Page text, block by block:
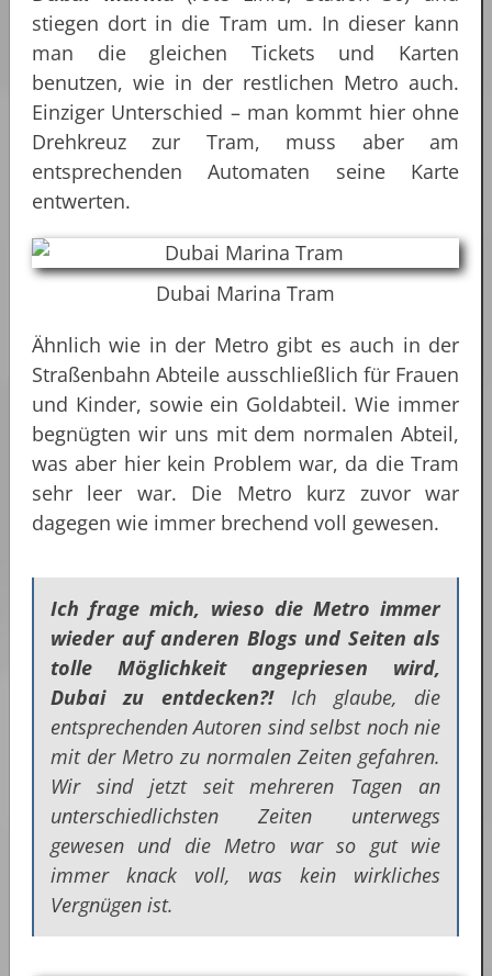
stiegen dort in die Tram um. In dieser kann
man die gleichen Tickets und Karten
benutzen, wie in der restlichen Metro auch.
Einziger Unterschied – man kommt hier ohne
Drehkreuz zur Tram, muss aber am
entsprechenden Automaten seine Karte
entwerten.
Dubai Marina Tram
Ähnlich wie in der Metro gibt es auch in der
Straßenbahn Abteile ausschließlich für Frauen
und Kinder, sowie ein Goldabteil. Wie immer
begnügten wir uns mit dem normalen Abteil,
was aber hier kein Problem war, da die Tram
sehr leer war. Die Metro kurz zuvor war
dagegen wie immer brechend voll gewesen.
Ich frage mich, wieso die Metro immer
wieder auf anderen Blogs und Seiten als
tolle Möglichkeit angepriesen wird,
Dubai zu entdecken?! Ich glaube, die
entsprechenden Autoren sind selbst noch nie
mit der Metro zu normalen Zeiten gefahren.
Wir sind jetzt seit mehreren Tagen an
unterschiedlichsten Zeiten unterwegs
gewesen und die Metro war so gut wie
immer knack voll, was kein wirkliches
Vergnügen ist.